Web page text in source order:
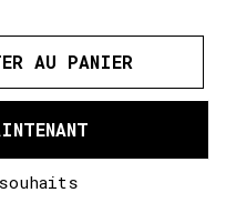
AU PANIER